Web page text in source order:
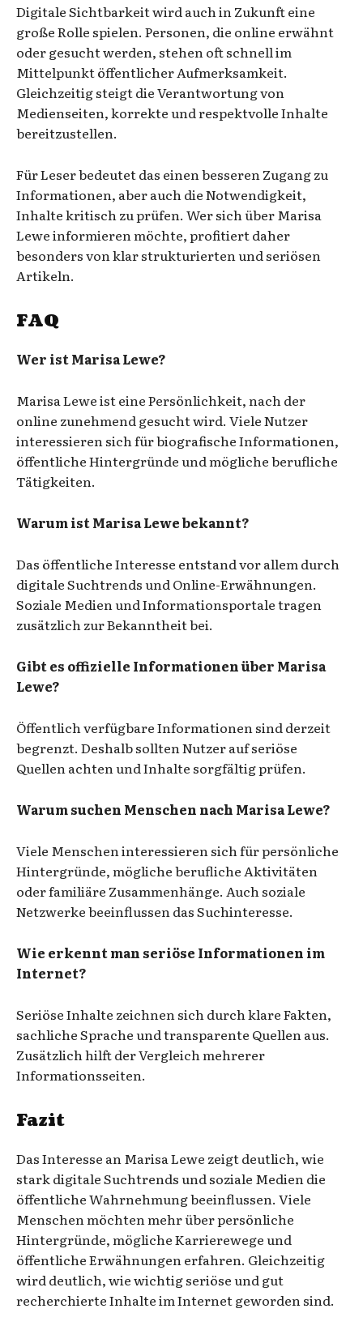
Digitale Sichtbarkeit wird auch in Zukunft eine
große Rolle spielen. Personen, die online erwähnt
oder gesucht werden, stehen oft schnell im
Mittelpunkt öffentlicher Aufmerksamkeit.
Gleichzeitig steigt die Verantwortung von
Medienseiten, korrekte und respektvolle Inhalte
bereitzustellen.
Für Leser bedeutet das einen besseren Zugang zu
Informationen, aber auch die Notwendigkeit,
Inhalte kritisch zu prüfen. Wer sich über Marisa
Lewe informieren möchte, profitiert daher
besonders von klar strukturierten und seriösen
Artikeln.
FAQ
Wer ist Marisa Lewe?
Marisa Lewe ist eine Persönlichkeit, nach der
online zunehmend gesucht wird. Viele Nutzer
interessieren sich für biografische Informationen,
öffentliche Hintergründe und mögliche berufliche
Tätigkeiten.
Warum ist Marisa Lewe bekannt?
Das öffentliche Interesse entstand vor allem durch
digitale Suchtrends und Online-Erwähnungen.
Soziale Medien und Informationsportale tragen
zusätzlich zur Bekanntheit bei.
Gibt es offizielle Informationen über Marisa
Lewe?
Öffentlich verfügbare Informationen sind derzeit
begrenzt. Deshalb sollten Nutzer auf seriöse
Quellen achten und Inhalte sorgfältig prüfen.
Warum suchen Menschen nach Marisa Lewe?
Viele Menschen interessieren sich für persönliche
Hintergründe, mögliche berufliche Aktivitäten
oder familiäre Zusammenhänge. Auch soziale
Netzwerke beeinflussen das Suchinteresse.
Wie erkennt man seriöse Informationen im
Internet?
Seriöse Inhalte zeichnen sich durch klare Fakten,
sachliche Sprache und transparente Quellen aus.
Zusätzlich hilft der Vergleich mehrerer
Informationsseiten.
Fazit
Das Interesse an Marisa Lewe zeigt deutlich, wie
stark digitale Suchtrends und soziale Medien die
öffentliche Wahrnehmung beeinflussen. Viele
Menschen möchten mehr über persönliche
Hintergründe, mögliche Karrierewege und
öffentliche Erwähnungen erfahren. Gleichzeitig
wird deutlich, wie wichtig seriöse und gut
recherchierte Inhalte im Internet geworden sind.